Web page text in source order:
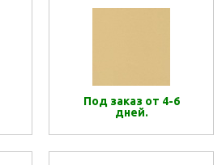
Под заказ от 4-6
дней.